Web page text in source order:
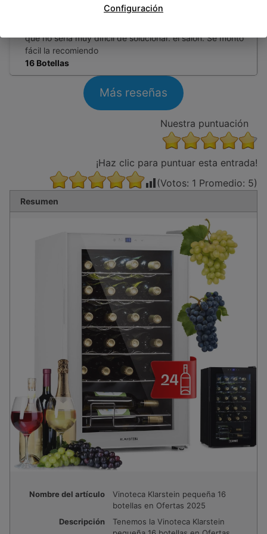
cambie a la cocina por el ruido que hace al arrancar ,
que no sería muy difícil de solucionar. el salón. Se monto
fácil la recomiendo
16 Botellas
Más reseñas
Nuestra puntuación
¡Haz clic para puntuar esta entrada!
(Votos: 1 Promedio: 5)
Resumen
Nombre del artículo
Vinoteca Klarstein pequeña 16
botellas en Ofertas 2025
Descripción
Tenemos la Vinoteca Klarstein
Configuración